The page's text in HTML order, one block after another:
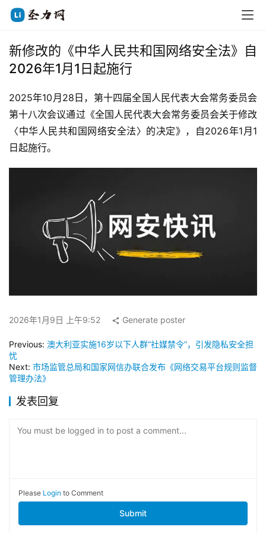
新修改的《中华人民共和国网络安全法》自
2026年1月1日起施行
2025年10月28日，第十四届全国人民代表大会常务委员会
第十八次会议通过《全国人民代表大会常务委员会关于修改
〈中华人民共和国网络安全法〉的决定》，自2026年1月1
日起施行。
2026年1月9日 上午9:52 Generate poster
Previous: 澳大利亚实施16岁以下人群“社媒禁令”，引发隐私安全担
忧
Next: 市场监管总局和国家网信办联合发布《网络交易平台规则监督
管理办法》
发表回复
You must be logged in to post a comment...
Please Login to Comment
Submit